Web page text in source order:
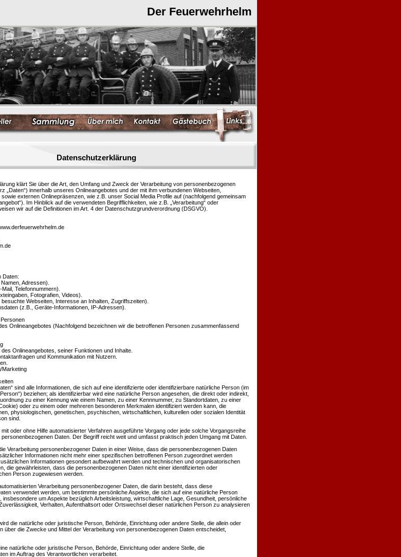
Der Feuerwehrhelm
Datenschutzerklärung
klärt Sie über die Art, den Umfang und Zweck der Verarbeitung von personenbezogenen
„Daten“) innerhalb unseres Onlineangebotes und der mit ihm verbundenen Webseiten,
externen Onlinepräsenzen, wie z.B. unser Social Media Profile auf (nachfolgend gemeinsam
Im Hinblick auf die verwendeten Begrifflichkeiten, wie z.B. „Verarbeitung“ oder
wir auf die Definitionen im Art. 4 der Datenschutzgrundverordnung (DSGVO).
Daten:
Adressen).
Telefonnummern).
Fotografien, Videos).
Webseiten, Interesse an Inhalten, Zugriffszeiten).
(z.B., Geräte-Informationen, IP-Adressen).
Onlineangebotes (Nachfolgend bezeichnen wir die betroffenen Personen zusammenfassend
Onlineangebotes, seiner Funktionen und Inhalte.
und Kommunikation mit Nutzern.
Marketing
sind alle Informationen, die sich auf eine identifizierte oder identifizierbare natürliche Person (im
beziehen; als identifizierbar wird eine natürliche Person angesehen, die direkt oder indirekt,
zu einer Kennung wie einem Namen, zu einer Kennnummer, zu Standortdaten, zu einer
oder zu einem oder mehreren besonderen Merkmalen identifiziert werden kann, die
physiologischen, genetischen, psychischen, wirtschaftlichen, kulturellen oder sozialen Identität
sind.
mit oder ohne Hilfe automatisierter Verfahren ausgeführte Vorgang oder jede solche Vorgangsreihe
Daten. Der Begriff reicht weit und umfasst praktisch jeden Umgang mit Daten.
Verarbeitung personenbezogener Daten in einer Weise, dass die personenbezogenen Daten
Informationen nicht mehr einer spezifischen betroffenen Person zugeordnet werden
Informationen gesondert aufbewahrt werden und technischen und organisatorischen
die gewährleisten, dass die personenbezogenen Daten nicht einer identifizierten oder
Person zugewiesen werden.
automatisierten Verarbeitung personenbezogener Daten, die darin besteht, dass diese
verwendet werden, um bestimmte persönliche Aspekte, die sich auf eine natürliche Person
insbesondere um Aspekte bezüglich Arbeitsleistung, wirtschaftliche Lage, Gesundheit, persönliche
Verhalten, Aufenthaltsort oder Ortswechsel dieser natürlichen Person zu analysieren
die natürliche oder juristische Person, Behörde, Einrichtung oder andere Stelle, die allein oder
über die Zwecke und Mittel der Verarbeitung von personenbezogenen Daten entscheidet,
natürliche oder juristische Person, Behörde, Einrichtung oder andere Stelle, die
im Auftrag des Verantwortlichen verarbeitet.